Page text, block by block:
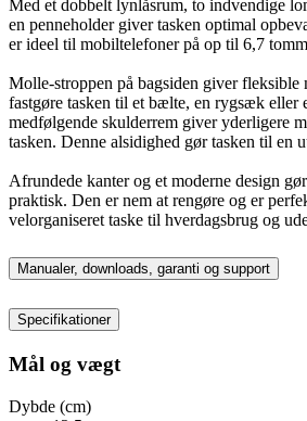
Med et dobbelt lynlåsrum, to indvendige
en penneholder giver tasken optimal
er ideel til mobiltelefoner på op til 6,7
Molle-stroppen på bagsiden giver fleksible
fastgøre tasken til et bælte, en rygsæk eller
medfølgende skulderrem giver yderligere
tasken. Denne alsidighed gør tasken til en
Afrundede kanter og et moderne design
praktisk. Den er nem at rengøre og er
velorganiseret taske til hverdagsbrug og
Manualer, downloads, garanti og support
Specifikationer
Mål og vægt
Dybde (cm)